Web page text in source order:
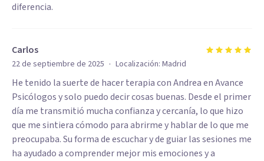
diferencia.
Carlos
22 de septiembre de 2025 · Localización: Madrid
He tenido la suerte de hacer terapia con Andrea en Avance
Psicólogos y solo puedo decir cosas buenas. Desde el primer
día me transmitió mucha confianza y cercanía, lo que hizo
que me sintiera cómodo para abrirme y hablar de lo que me
preocupaba. Su forma de escuchar y de guiar las sesiones me
ha ayudado a comprender mejor mis emociones y a